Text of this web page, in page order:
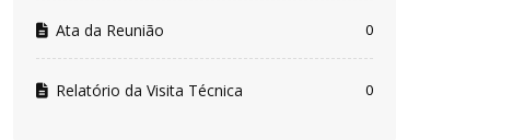
Ata da Reunião 0
Relatório da Visita Técnica 0